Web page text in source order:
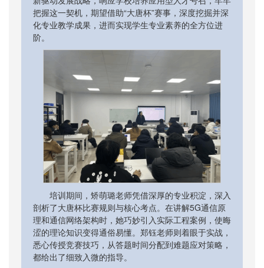
把握这一契机，期望借助“大唐杯”赛事，深度挖掘并深
化专业教学成果，进而实现学生专业素养的全方位进
阶。
培训期间，矫萌璐老师凭借深厚的专业积淀，深入
剖析了大唐杯比赛规则与核心考点。在讲解5G通信原
理和通信网络架构时，她巧妙引入实际工程案例，使晦
涩的理论知识变得通俗易懂。郑钰老师则着眼于实战，
悉心传授竞赛技巧，从答题时间分配到难题应对策略，
都给出了细致入微的指导。